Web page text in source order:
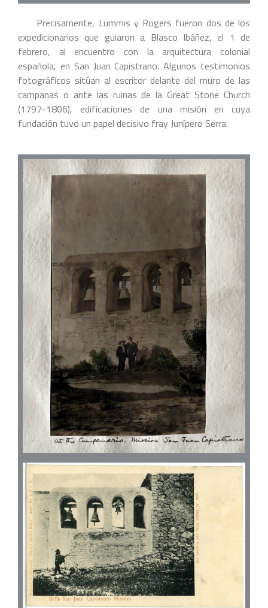
Precisamente, Lummis y Rogers fueron dos de los
expedicionarios que guiaron a Blasco Ibáñez, el 1 de
febrero, al encuentro con la arquitectura colonial
española, en San Juan Capistrano. Algunos testimonios
fotográficos sitúan al escritor delante del muro de las
campanas o ante las ruinas de la Great Stone Church
(1797-1806), edificaciones de una misión en cuya
fundación tuvo un papel decisivo fray Junípero Serra.